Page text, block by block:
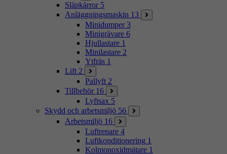
Släpkärror 5
Anläggningsmaskin 13
Minidumper 3
Minigrävare 6
Hjullastare 1
Minilastare 2
Ytfräs 1
Lift 2
Pallyft 2
Tillbehör 16
Lyftsax 5
Skydd och arbetsmiljö 56
Arbetsmiljö 16
Luftrenare 4
Luftkonditionering 1
Kolmonoxidmätare 1